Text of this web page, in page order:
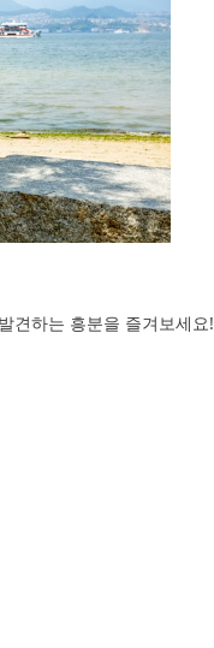
견하는 흥분을 즐겨보세요!